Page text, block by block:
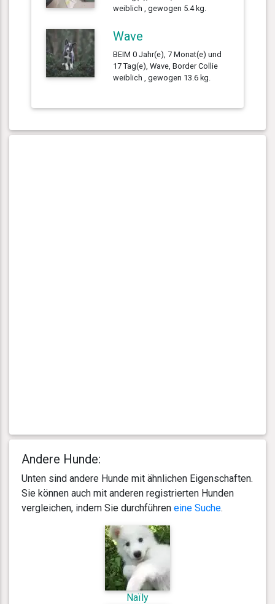
weiblich , gewogen 5.4 kg.
Wave
BEIM 0 Jahr(e), 7 Monat(e) und
17 Tag(e), Wave, Border Collie
weiblich , gewogen 13.6 kg.
Andere Hunde:
Unten sind andere Hunde mit ähnlichen Eigenschaften.
Sie können auch mit anderen registrierten Hunden
vergleichen, indem Sie durchführen eine Suche.
Naïly